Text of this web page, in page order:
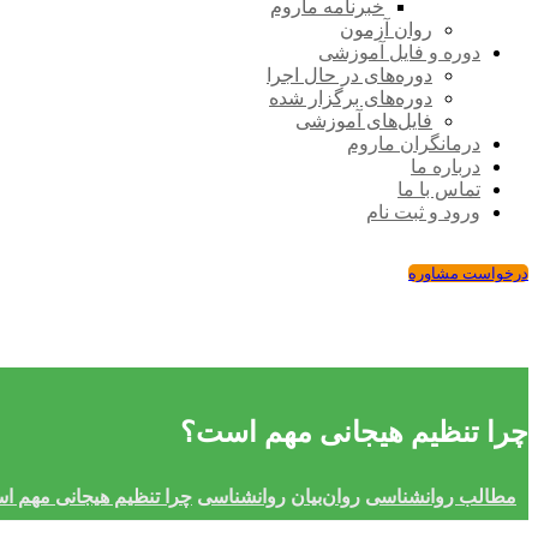
خبرنامه ماروم
روان آزمون
دوره و فایل آموزشی
دوره‌های در حال اجرا
دوره‌های برگزار شده
فایل‌های آموزشی
درمانگران ماروم
درباره ما
تماس با ما
ورود و ثبت نام
درخواست مشاوره
چرا تنظیم هیجانی مهم است؟
مطالب روانشناسی روان‌بیان روانشناسی چرا تنظیم هیجانی مهم